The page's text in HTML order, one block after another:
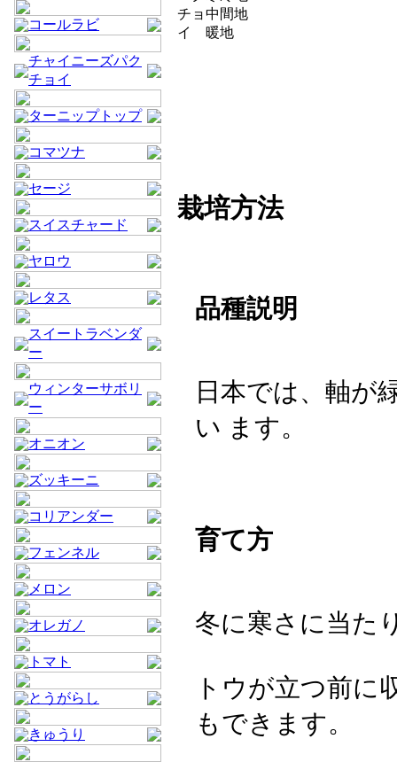
コールラビ
チャイニーズパク
チョイ
ターニップトップ
コマツナ
セージ
スイスチャード
ヤロウ
レタス
スイートラベンダ
ー
ウィンターサボリ
ー
オニオン
ズッキーニ
コリアンダー
フェンネル
メロン
オレガノ
トマト
とうがらし
きゅうり
チョ
イ
中間地
暖地
栽培方法
品種説明
日本では、軸が
い ます。
育て方
冬に寒さに当た
トウが立つ前に
もできます。